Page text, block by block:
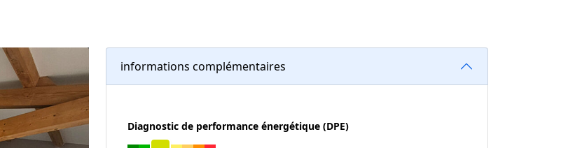
informations complémentaires
Diagnostic de performance énergétique (DPE)